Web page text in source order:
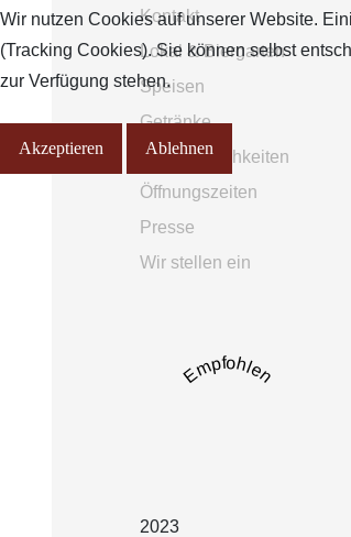
Kontakt
Lokal & Biergarten
Speisen
Getränke
Ihre Feierlichkeiten
Öffnungszeiten
Presse
Wir stellen ein
Empfohlen
2023
Wir nutzen Cookies auf unserer Website.
(Tracking Cookies). Sie können selbst
zur Verfügung stehen.
Akzeptieren Ablehnen